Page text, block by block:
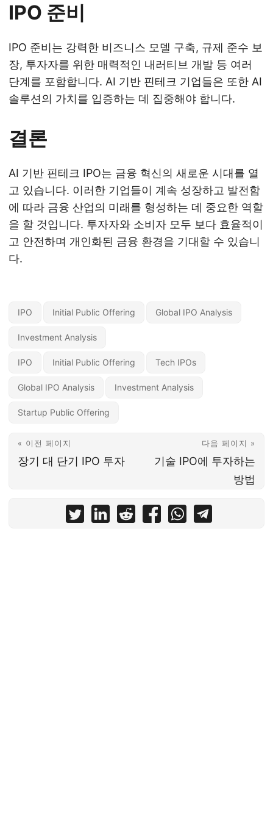
IPO 준비
IPO 준비는 강력한 비즈니스 모델 구축, 규제 준수 보
장, 투자자를 위한 매력적인 내러티브 개발 등 여러
단계를 포함합니다. AI 기반 핀테크 기업들은 또한 AI
솔루션의 가치를 입증하는 데 집중해야 합니다.
결론
AI 기반 핀테크 IPO는 금융 혁신의 새로운 시대를 열
고 있습니다. 이러한 기업들이 계속 성장하고 발전함
에 따라 금융 산업의 미래를 형성하는 데 중요한 역할
을 할 것입니다. 투자자와 소비자 모두 보다 효율적이
고 안전하며 개인화된 금융 환경을 기대할 수 있습니
다.
IPO Initial Public Offering Global IPO Analysis
Investment Analysis
IPO Initial Public Offering Tech IPOs
Global IPO Analysis Investment Analysis
Startup Public Offering
« 이전 페이지
장기 대 단기 IPO 투자
다음 페이지 »
기술 IPO에 투자하는
방법